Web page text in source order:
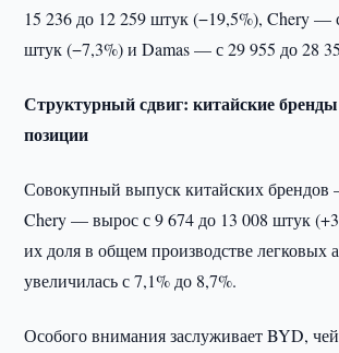
15 236 до 12 259 штук (−19,5%), Chery —
штук (−7,3%) и Damas — с 29 955 до 28
Структурный сдвиг: китайские
позиции
Совокупный выпуск китайских
Chery — вырос с 9 674 до 13 008 штук
их доля в общем производстве легковых
увеличилась с 7,1% до 8,7%.
Особого внимания заслуживает BYD,